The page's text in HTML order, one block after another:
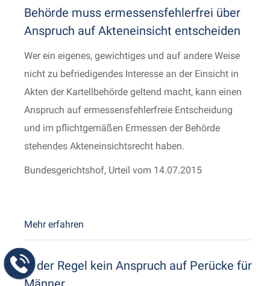
Behörde muss ermessensfehlerfrei über
Anspruch auf Akteneinsicht entscheiden
Wer ein eigenes, gewichtiges und auf andere Weise
nicht zu befriedigendes Interesse an der Einsicht in
Akten der Kartellbehörde geltend macht, kann einen
Anspruch auf ermessensfehlerfreie Entscheidung
und im pflichtgemäßen Ermessen der Behörde
stehendes Akteneinsichtsrecht haben.
Bundesgerichtshof, Urteil vom 14.07.2015
Mehr erfahren
In der Regel kein Anspruch auf Perücke für